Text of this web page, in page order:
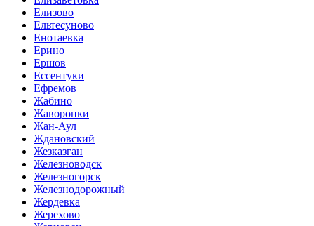
Елизово
Ельтесуново
Енотаевка
Ерино
Ершов
Ессентуки
Ефремов
Жабино
Жаворонки
Жан-Аул
Ждановский
Жезказган
Железноводск
Железногорск
Железнодорожный
Жердевка
Жерехово